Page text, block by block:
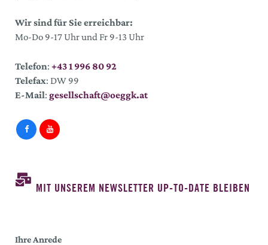
Wir sind für Sie erreichbar:
Mo-Do 9-17 Uhr und Fr 9-13 Uhr
Telefon: +43 1 996 80 92
Telefax: DW 99
E-Mail: gesellschaft@oeggk.at
MIT UNSEREM NEWSLETTER UP-TO-DATE BLEIBEN
Ihre Anrede